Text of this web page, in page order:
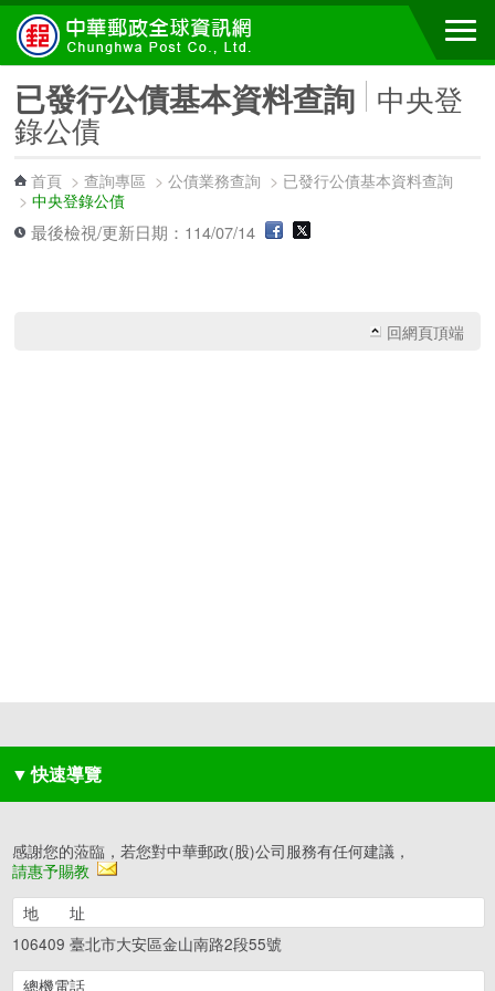
跳到主要內容區塊
已發行公債基本資料查詢 中央登
錄公債
首頁 >查詢專區 >公債業務查詢 > 已發行公債基本資料查詢
>中央登錄公債
最後檢視/更新日期：114/07/14
回網頁頂端
▼ 快速導覽
感謝您的蒞臨，若您對中華郵政(股)公司服務有任何建議，
請惠予賜教
地 址
106409 臺北市大安區金山南路2段55號
總機電話